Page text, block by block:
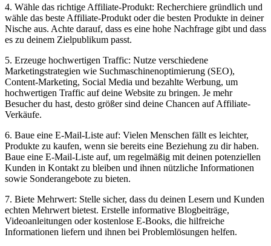
4. Wähle das richtige Affiliate-Produkt: Recherchiere gründlich und
wähle das beste Affiliate-Produkt oder die besten Produkte in deiner
Nische aus. Achte darauf, dass es eine hohe Nachfrage gibt und dass
es zu deinem Zielpublikum passt.
5. Erzeuge hochwertigen Traffic: Nutze verschiedene
Marketingstrategien wie Suchmaschinenoptimierung (SEO),
Content-Marketing, Social Media und bezahlte Werbung, um
hochwertigen Traffic auf deine Website zu bringen. Je mehr
Besucher du hast, desto größer sind deine Chancen auf Affiliate-
Verkäufe.
6. Baue eine E-Mail-Liste auf: Vielen Menschen fällt es leichter,
Produkte zu kaufen, wenn sie bereits eine Beziehung zu dir haben.
Baue eine E-Mail-Liste auf, um regelmäßig mit deinen potenziellen
Kunden in Kontakt zu bleiben und ihnen nützliche Informationen
sowie Sonderangebote zu bieten.
7. Biete Mehrwert: Stelle sicher, dass du deinen Lesern und Kunden
echten Mehrwert bietest. Erstelle informative Blogbeiträge,
Videoanleitungen oder kostenlose E-Books, die hilfreiche
Informationen liefern und ihnen bei Problemlösungen helfen.